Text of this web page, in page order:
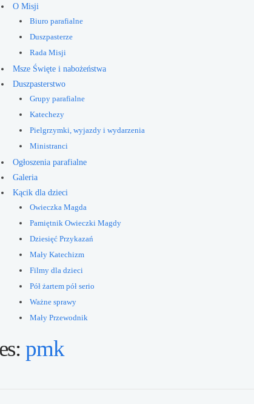
O Misji
Biuro parafialne
Duszpasterze
Rada Misji
Msze Święte i nabożeństwa
Duszpasterstwo
Grupy parafialne
Katechezy
Pielgrzymki, wyjazdy i wydarzenia
Ministranci
Ogłoszenia parafialne
Galeria
Kącik dla dzieci
Owieczka Magda
Pamiętnik Owieczki Magdy
Dziesięć Przykazań
Mały Katechizm
Filmy dla dzieci
Pół żartem pół serio
Ważne sprawy
Mały Przewodnik
pmk